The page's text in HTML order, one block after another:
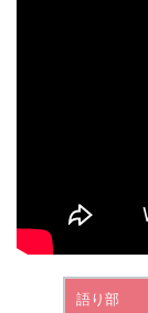
語り部